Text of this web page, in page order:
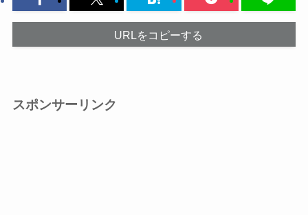
URLをコピーする
スポンサーリンク